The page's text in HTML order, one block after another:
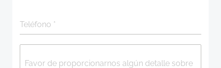
Teléfono *
Favor de proporcionarnos algún detalle sobre